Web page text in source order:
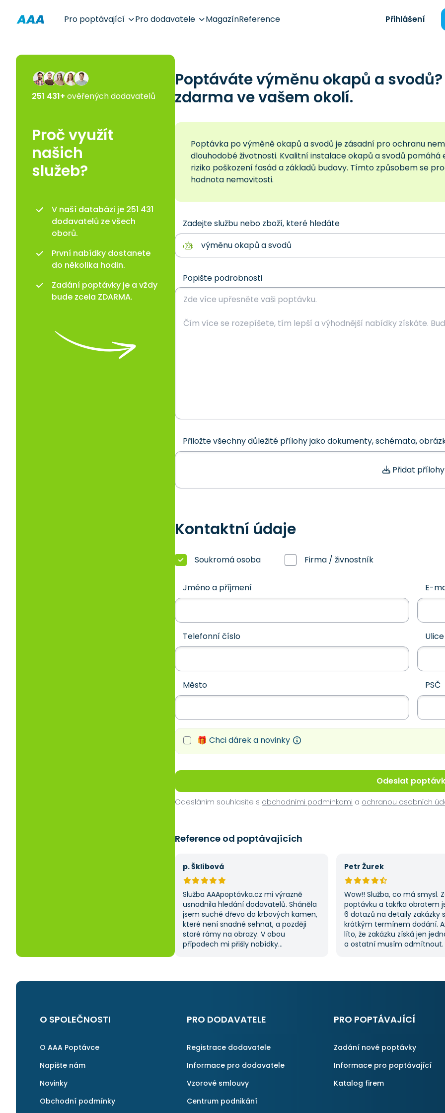
Pro poptávající Pro dodavatele MagazínReference Přihlášení
Poptáváte výměnu okapů a
zdarma ve vašem okolí.
Poptávka po výměně okapů a svodů je zásadní pro ochranu
dlouhodobé životnosti. Kvalitní instalace okapů a svodů
riziko poškození fasád a základů budovy. Tímto způsobem se
hodnota nemovitosti.
Zadejte službu nebo zboží, které hledáte
Popište podrobnosti
Přiložte všechny důležité přílohy jako dokumenty, schémata,
Přidat přílohy
Kontaktní údaje
Soukromá osoba Firma / živnostník
Jméno a příjmení E-
Telefonní číslo Ulice
Město PSČ
🎁 Chci dárek a novinky
Odeslat
Odesláním souhlasíte s obchodními podmínkami a ochranou osobních
Reference od poptávajících
p. Šklíbová
Služba AAApoptávka.cz mi výrazně
usnadnila hledání dodavatelů. Sháněla
jsem suché dřevo do krbových kamen,
které není snadné sehnat, a později
staré rámy na obrazy. V obou
případech mi přišly nabídky
na ni ráda obrátím, když něco potřebuji.
Petr Žurek
Wow!! Služba, co má smysl.
poptávku a takřka obratem
6 dotazů na detaily zakázky
krátkým termínem dodání.
líto, že zakázku získá jen
a ostatní musím odmítnout.
začněte tady :-)
251 431+ ověřených dodavatelů
Proč využít
našich
služeb?
V naší databázi je 251 431
dodavatelů ze všech
oborů.
První nabídky dostanete
do několika hodin.
Zadání poptávky je a vždy
bude zcela ZDARMA.
O SPOLEČNOSTI
O AAA Poptávce
Napište nám
Novinky
Obchodní podmínky
PRO DODAVATELE
Registrace dodavatele
Informace pro dodavatele
Vzorové smlouvy
Centrum podnikání
PRO POPTÁVAJÍCÍ
Zadání nové poptávky
Informace pro poptávající
Katalog firem